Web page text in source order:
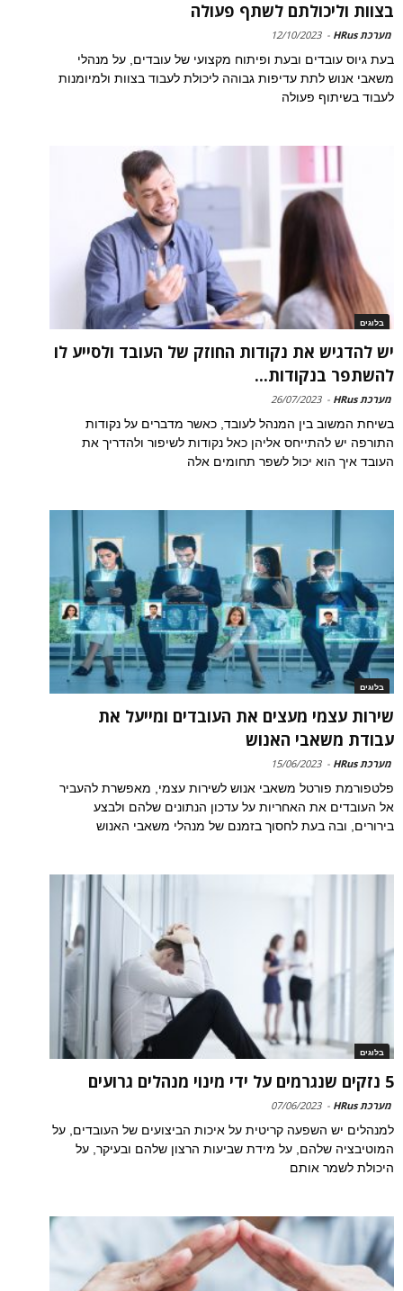
בצוות וליכולתם לשתף פעולה
מערכת HRus -
12/10/2023
בעת גיוס עובדים ובעת ופיתוח מקצועי של עובדים, על מנהלי
משאבי אנוש לתת עדיפות גבוהה ליכולת לעבוד בצוות ולמיומנות
לעבוד בשיתוף פעולה
בלוגים
יש להדגיש את נקודות החוזק של העובד ולסייע לו
להשתפר בנקודות...
מערכת HRus -
26/07/2023
בשיחת המשוב בין המנהל לעובד, כאשר מדברים על נקודות
התורפה יש להתייחס אליהן כאל נקודות לשיפור ולהדריך את
העובד איך הוא יכול לשפר תחומים אלה
בלוגים
שירות עצמי מעצים את העובדים ומייעל את
עבודת משאבי האנוש
מערכת HRus -
15/06/2023
פלטפורמת פורטל משאבי אנוש לשירות עצמי, מאפשרת להעביר
אל העובדים את האחריות על עדכון הנתונים שלהם ולבצע
בירורים, ובה בעת לחסוך בזמנם של מנהלי משאבי האנוש
בלוגים
5 נזקים שנגרמים על ידי מינוי מנהלים גרועים
מערכת HRus -
07/06/2023
למנהלים יש השפעה קריטית על איכות הביצועים של העובדים, על
המוטיבציה שלהם, על מידת שביעות הרצון שלהם ובעיקר, על
היכולת לשמר אותם